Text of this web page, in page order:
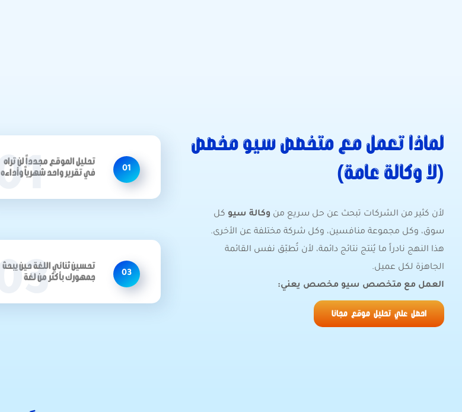
لماذا تعمل مع متخصص سيو مخصص
(لا وكالة عامة)
لأن كثير من الشركات تبحث عن حل سريع من وكالة سيو كل
سوق، وكل مجموعة منافسين، وكل شركة مختلفة عن الأخرى.
هذا النهج نادراً ما يُنتج نتائج دائمة، لأن تُطبّق نفس القائمة
الجاهزة لكل عميل.
العمل مع متخصص سيو مخصص يعني:
احصل علي تحليل موقع مجانا
01 01
تحليل الموقع مجدداً لن تراه
في تقرير واحد شهرياً وأداءه
03 03
تحسين ثنائي اللغة حين يبحث
جمهورك بأكثر من لغة